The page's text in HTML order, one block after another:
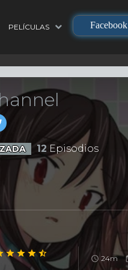
PELÍCULAS Facebook
12 Episodios
24m